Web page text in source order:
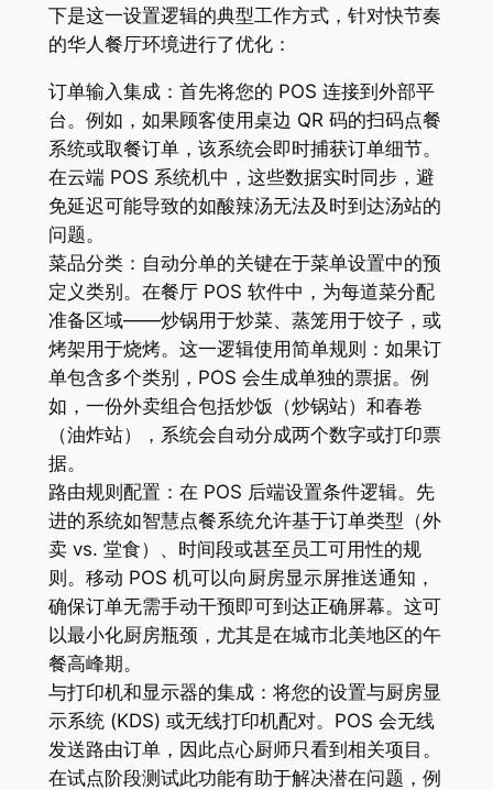
下是这一设置逻辑的典型工作方式，针对快节奏
的华人餐厅环境进行了优化：
订单输入集成：首先将您的 POS 连接到外部平
台。例如，如果顾客使用桌边 QR 码的扫码点餐
系统或取餐订单，该系统会即时捕获订单细节。
在云端 POS 系统机中，这些数据实时同步，避
免延迟可能导致的如酸辣汤无法及时到达汤站的
问题。
菜品分类：自动分单的关键在于菜单设置中的预
定义类别。在餐厅 POS 软件中，为每道菜分配
准备区域——炒锅用于炒菜、蒸笼用于饺子，或
烤架用于烧烤。这一逻辑使用简单规则：如果订
单包含多个类别，POS 会生成单独的票据。例
如，一份外卖组合包括炒饭（炒锅站）和春卷
（油炸站），系统会自动分成两个数字或打印票
据。
路由规则配置：在 POS 后端设置条件逻辑。先
进的系统如智慧点餐系统允许基于订单类型（外
卖 vs. 堂食）、时间段或甚至员工可用性的规
则。移动 POS 机可以向厨房显示屏推送通知，
确保订单无需手动干预即可到达正确屏幕。这可
以最小化厨房瓶颈，尤其是在城市北美地区的午
餐高峰期。
与打印机和显示器的集成：将您的设置与厨房显
示系统 (KDS) 或无线打印机配对。POS 会无线
发送路由订单，因此点心厨师只看到相关项目。
在试点阶段测试此功能有助于解决潜在问题，例